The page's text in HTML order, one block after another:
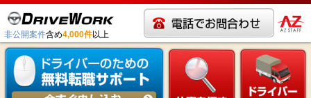
非公開案件含め4,000件以上